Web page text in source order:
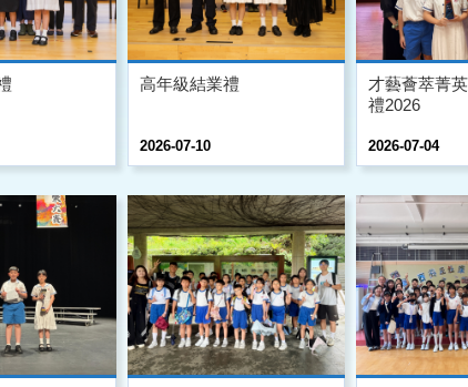
高年級結業禮
2026-07-10
才藝薈萃菁
禮2026
2026-07-04